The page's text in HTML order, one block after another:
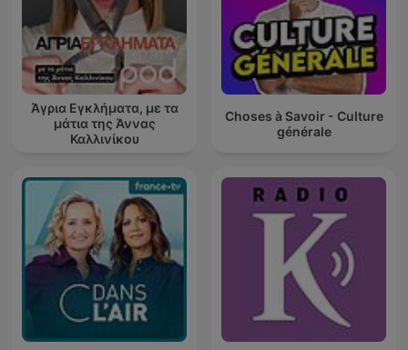
Άγρια Εγκλήματα, με τα
μάτια της Άννας
Καλλινίκου
Choses à Savoir - Culture
générale